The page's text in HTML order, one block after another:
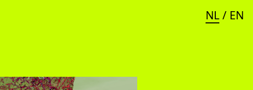
NL / EN